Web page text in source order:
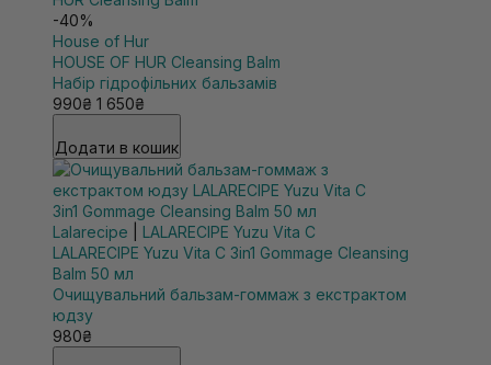
-40%
House of Hur
HOUSE OF HUR Cleansing Balm
Набір гідрофільних бальзамів
990₴ 1 650₴
Додати в кошик
Lalarecipe
LALARECIPE Yuzu Vita C
LALARECIPE Yuzu Vita C 3in1 Gommage Cleansing
Balm 50 мл
Очищувальний бальзам-гоммаж з екстрактом
юдзу
980₴